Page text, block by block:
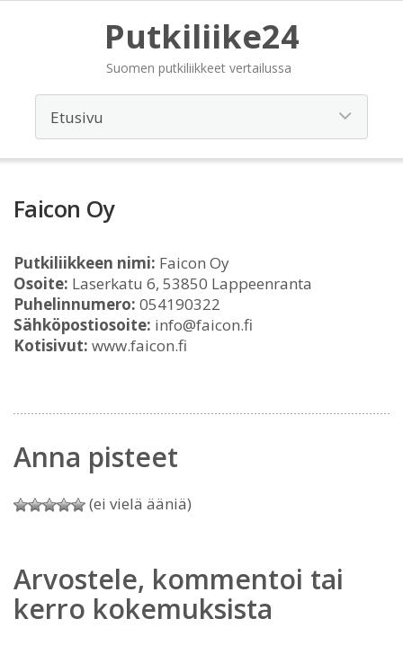
Putkiliike24
Suomen putkiliikkeet vertailussa
Faicon Oy
Putkiliikkeen nimi: Faicon Oy
Osoite: Laserkatu 6, 53850 Lappeenranta
Puhelinnumero: 054190322
Sähköpostiosoite: info@faicon.fi
Kotisivut: www.faicon.fi
Anna pisteet
(ei vielä ääniä)
Arvostele, kommentoi tai
kerro kokemuksista